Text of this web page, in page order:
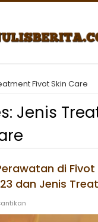
Fivot Skin Care
Jenis
di Fivot
dan Jenis